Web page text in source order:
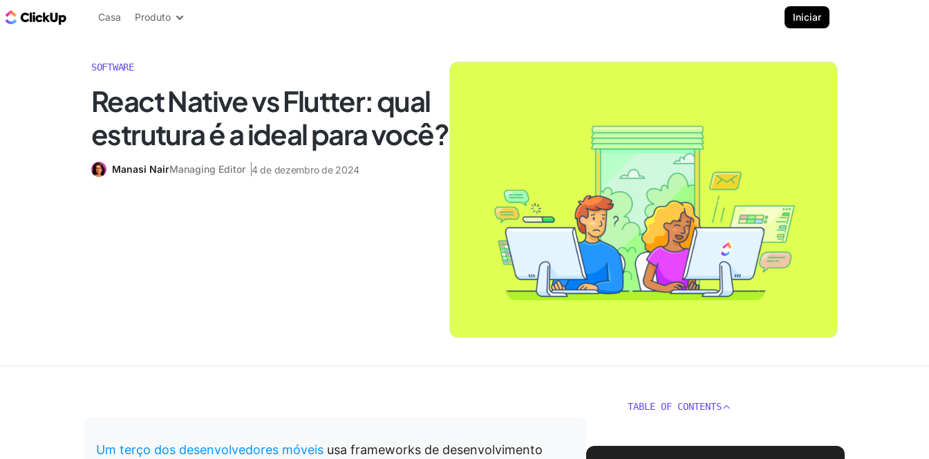
ClickUp Blogue
Casa Produto Iniciar
SOFTWARE
React Native vs Flutter: qual
estrutura é a ideal para você?
Manasi NairManaging Editor 4 de dezembro de 2024
Um terço dos desenvolvedores móveis usa frameworks de desenvolvimento
TABLE OF CONTENTS